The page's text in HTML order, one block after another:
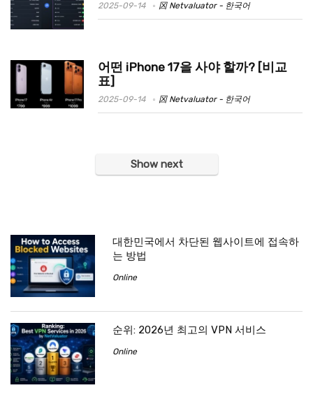
2025-09-14 龱 Netvaluator - 한국어
어떤 iPhone 17을 사야 할까? [비교
표]
2025-09-14 龱 Netvaluator - 한국어
Show next
대한민국에서 차단된 웹사이트에 접속하
는 방법
Online
순위: 2026년 최고의 VPN 서비스
Online